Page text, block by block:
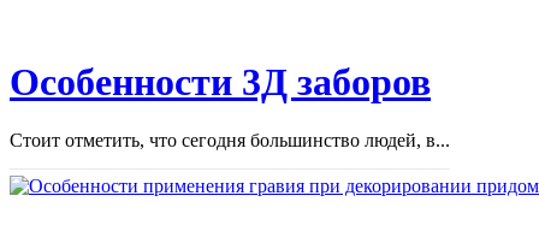
Особенности 3Д заборов
Стоит отметить, что сегодня большинство людей, в...